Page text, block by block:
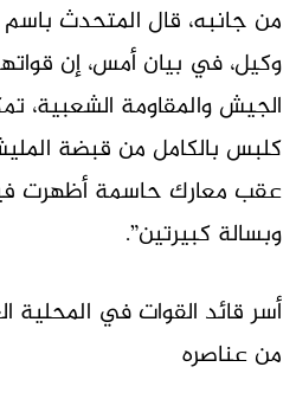
من جانبه، قال المتحدث
وكيل، في بيان أمس، إن
الجيش والمقاومة الشعبية،
كلبس بالكامل من قبضة
عقب معارك حاسمة أظهرت
وبسالة كبيرتين”.
من عناصره